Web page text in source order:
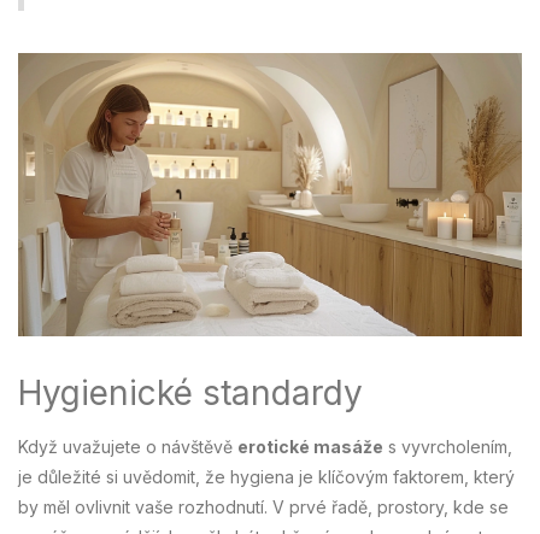
Hygienické standardy
Když uvažujete o návštěvě erotické masáže s vyvrcholením,
je důležité si uvědomit, že hygiena je klíčovým faktorem, který
by měl ovlivnit vaše rozhodnutí. V prvé řadě, prostory, kde se